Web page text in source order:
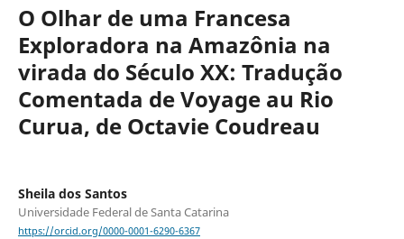
O Olhar de uma Francesa
Exploradora na Amazônia na
virada do Século XX: Tradução
Comentada de Voyage au Rio
Curua, de Octavie Coudreau
Sheila dos Santos
Universidade Federal de Santa Catarina
https://orcid.org/0000-0001-6290-6367